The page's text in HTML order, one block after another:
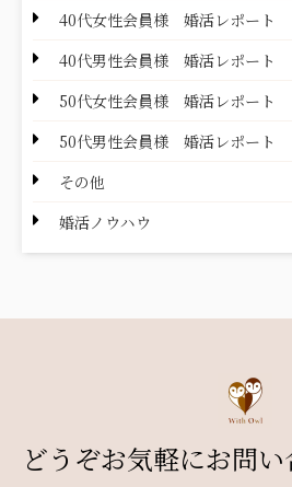
40代女性会員様 婚活レポート
40代男性会員様 婚活レポート
50代女性会員様 婚活レポート
50代男性会員様 婚活レポート
その他
婚活ノウハウ
どうぞお気軽にお問